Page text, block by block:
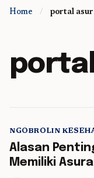
Home / portal
NGOBROLIN
Alasan
Memiliki